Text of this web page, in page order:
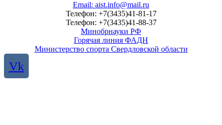
Email: aist.info@mail.ru
Телефон: +7(3435)41-81-17
Телефон: +7(3435)41-88-37
Минобрнауки РФ
Горячая линия ФАДН
Министерство спорта Свердловской области
Vk